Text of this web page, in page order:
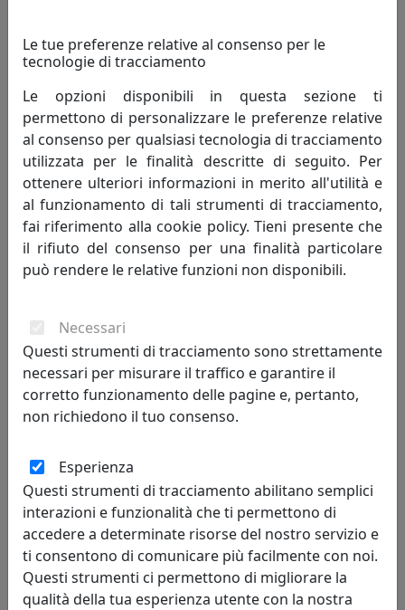
0OR3388C44
Arti e Mestieri
77,90 €
Le tue preferenze relative al consenso per le
tecnologie di tracciamento
Le opzioni disponibili in questa sezione ti
permettono di personalizzare le preferenze relative
al consenso per qualsiasi tecnologia di tracciamento
utilizzata per le finalità descritte di seguito. Per
ottenere ulteriori informazioni in merito all'utilità e
al funzionamento di tali strumenti di tracciamento,
fai riferimento alla cookie policy. Tieni presente che
il rifiuto del consenso per una finalità particolare
può rendere le relative funzioni non disponibili.
Necessari
Questi strumenti di tracciamento sono strettamente
necessari per misurare il traffico e garantire il
corretto funzionamento delle pagine e, pertanto,
non richiedono il tuo consenso.
Esperienza
Questi strumenti di tracciamento abilitano semplici
interazioni e funzionalità che ti permettono di
accedere a determinate risorse del nostro servizio e
ti consentono di comunicare più facilmente con noi.
Questi strumenti ci permettono di migliorare la
qualità della tua esperienza utente con la nostra